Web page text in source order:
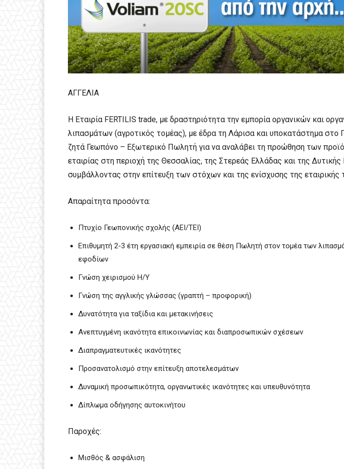
ΑΓΓΕΛΙΑ
Η Εταιρία FERTILIS trade, με δραστηριότητα την εμπορία οργανικών και
λιπασμάτων (αγροτικός τομέας), με έδρα τη Λάρισα και υποκατάστημα στο
ζητά Γεωπόνο – Εξωτερικό Πωλητή για να αναλάβει τη προώθηση των
εταιρίας στη περιοχή της Θεσσαλίας, της Στερεάς Ελλάδας και της
συμβάλλοντας στην επίτευξη των στόχων και της ενίσχυσης της εταιρικής
Απαραίτητα προσόντα:
Πτυχίο Γεωπονικής σχολής (ΑΕΙ/ΤΕΙ)
Επιθυμητή 2-3 έτη εργασιακή εμπειρία σε θέση Πωλητή στον τομέα των
εφοδίων
Γνώση χειρισμού Η/Υ
Γνώση της αγγλικής γλώσσας (γραπτή – προφορική)
Δυνατότητα για ταξίδια και μετακινήσεις
Ανεπτυγμένη ικανότητα επικοινωνίας και διαπροσωπικών σχέσεων
Διαπραγματευτικές ικανότητες
Προσανατολισμό στην επίτευξη αποτελεσμάτων
Δυναμική προσωπικότητα, οργανωτικές ικανότητες και υπευθυνότητα
Δίπλωμα οδήγησης αυτοκινήτου
Παροχές:
Μισθός & ασφάλιση